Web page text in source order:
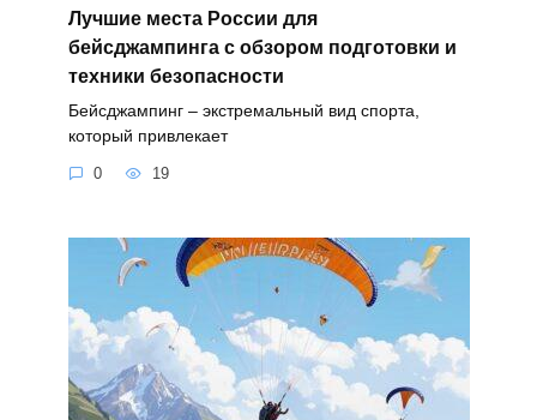
Лучшие места России для
бейсджампинга с обзором подготовки и
техники безопасности
Бейсджампинг – экстремальный вид спорта,
который привлекает
0 19